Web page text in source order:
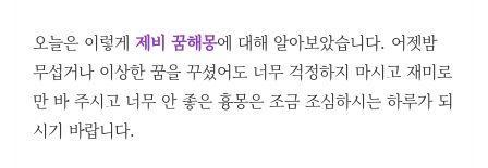
오늘은 이렇게 제비 꿈해몽에 대해 알아보았습니다. 어젯밤
무섭거나 이상한 꿈을 꾸셨어도 너무 걱정하지 마시고 재미로
만 바 주시고 너무 안 좋은 흉몽은 조금 조심하시는 하루가 되
시기 바랍니다.